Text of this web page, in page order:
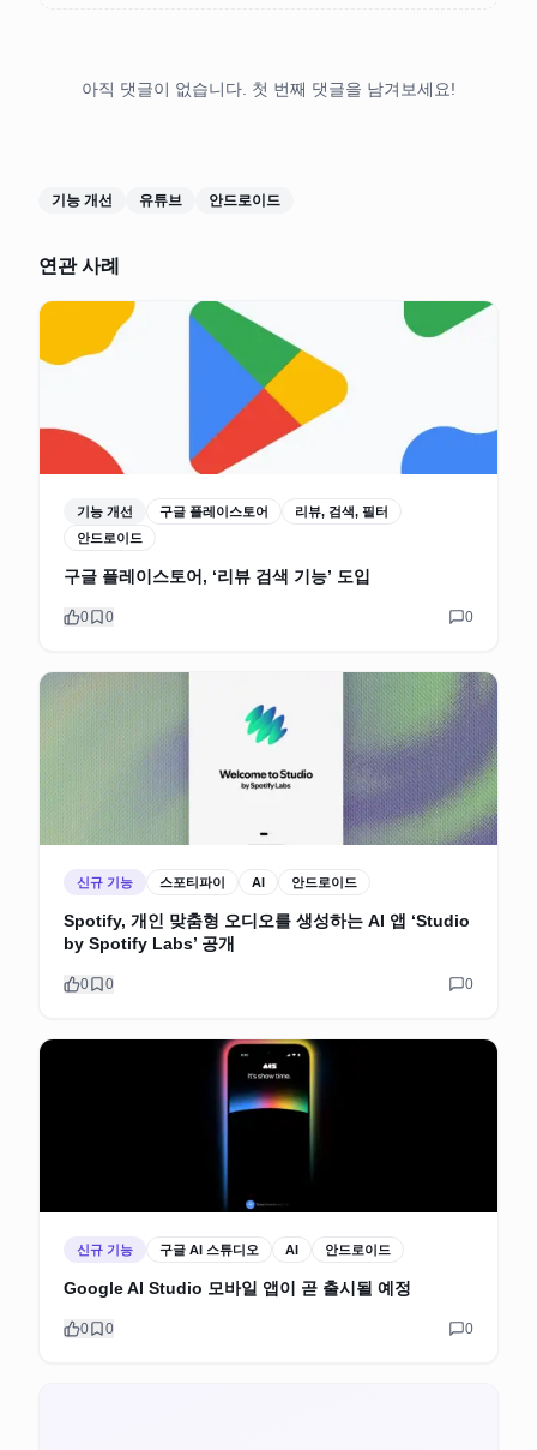
아직 댓글이 없습니다. 첫 번째 댓글을 남겨보세요!
기능 개선 유튜브 안드로이드
연관 사례
기능 개선 구글 플레이스토어
리뷰, 검색, 필터
안드로이드
구글 플레이스토어, ‘리뷰 검색 기능’ 도입
0 0 0
신규 기능 스포티파이 AI 안드로이드
Spotify, 개인 맞춤형 오디오를 생성하는 AI 앱 ‘Studio
by Spotify Labs’ 공개
0 0 0
신규 기능 구글 AI 스튜디오 AI 안드로이드
Google AI Studio 모바일 앱이 곧 출시될 예정
0 0 0